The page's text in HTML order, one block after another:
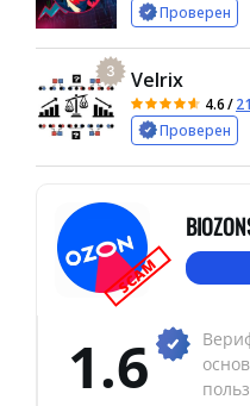
Проверен
3 Velrix
4.6/
Проверен
SCAM
1.6